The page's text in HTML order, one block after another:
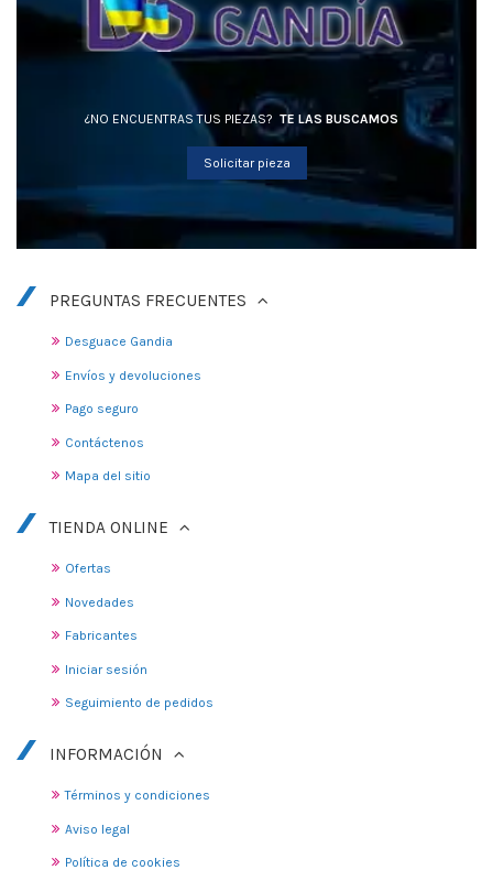
¿NO ENCUENTRAS TUS PIEZAS? TE LAS BUSCAMOS
Solicitar pieza
PREGUNTAS FRECUENTES
Desguace Gandia
Envíos y devoluciones
Pago seguro
Contáctenos
Mapa del sitio
TIENDA ONLINE
Ofertas
Novedades
Fabricantes
Iniciar sesión
Seguimiento de pedidos
INFORMACIÓN
Términos y condiciones
Aviso legal
Política de cookies